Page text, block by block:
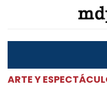
ARTE Y